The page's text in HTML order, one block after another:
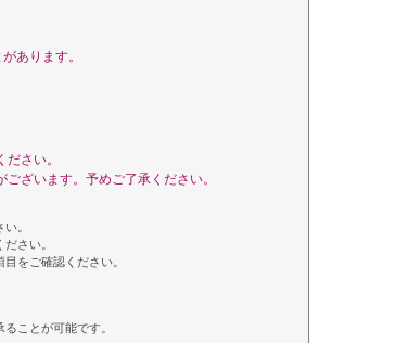
あります。
さい。
ざいます。予めご了承ください。
。
さい。
をご確認ください。
ことが可能です。